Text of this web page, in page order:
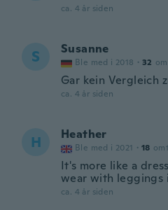
ca. 4 år siden
S Susanne
Ble med i 2018 · 32
Gar kein Vergleich
ca. 4 år siden
H Heather
Ble med i 2021 · 18
It's more like a
wear with leggings
ca. 4 år siden